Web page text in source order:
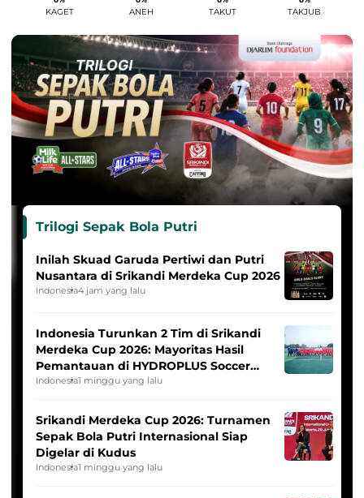
KAGET ANEH TAKUT TAKJUB
Trilogi Sepak Bola Putri
Inilah Skuad Garuda Pertiwi dan Putri
Nusantara di Srikandi Merdeka Cup 2026
Indonesia4 jam yang lalu
Indonesia Turunkan 2 Tim di Srikandi
Merdeka Cup 2026: Mayoritas Hasil
Pemantauan di HYDROPLUS Soccer
League
Indonesia1 minggu yang lalu
Srikandi Merdeka Cup 2026: Turnamen
Sepak Bola Putri Internasional Siap
Digelar di Kudus
Indonesia1 minggu yang lalu